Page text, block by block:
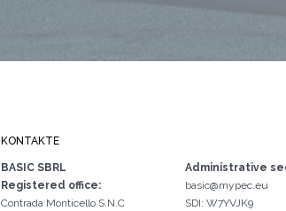
KONTAKTE
BASIC SBRL
Registered office:
Contrada Monticello S.N.C
Administrative
basic@mypec.eu
SDI: W7YVJK9